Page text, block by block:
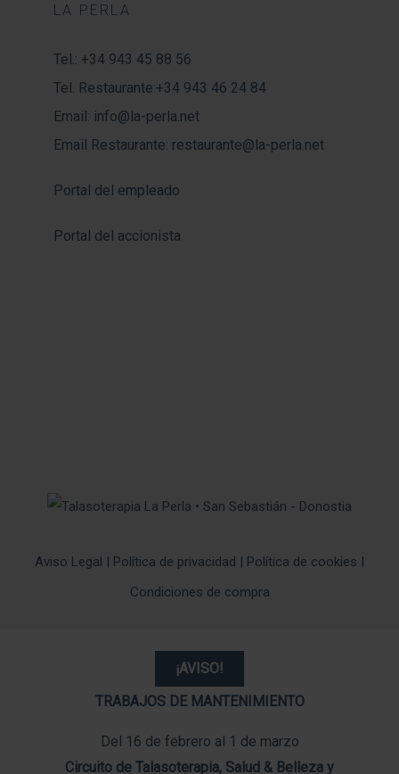
LA PERLA
Tel.: +34 943 45 88 56
Tel. Restaurante:+34 943 46 24 84
Email: info@la-perla.net
Email Restaurante: restaurante@la-perla.net
Portal del empleado
Portal del accionista
Aviso Legal | Política de privacidad | Política de cookies |
Condiciones de compra
¡AVISO!
TRABAJOS DE MANTENIMIENTO
Del 16 de febrero al 1 de marzo
Circuito de Talasoterapia, Salud & Belleza y